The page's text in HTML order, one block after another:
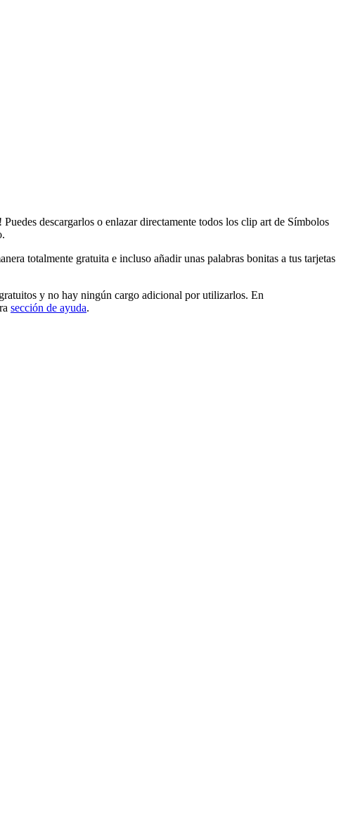
descargarlos o enlazar directamente todos los clip art de Símbolos
totalmente gratuita e incluso añadir unas palabras bonitas a tus tarjetas
y no hay ningún cargo adicional por utilizarlos. En
sección de ayuda.